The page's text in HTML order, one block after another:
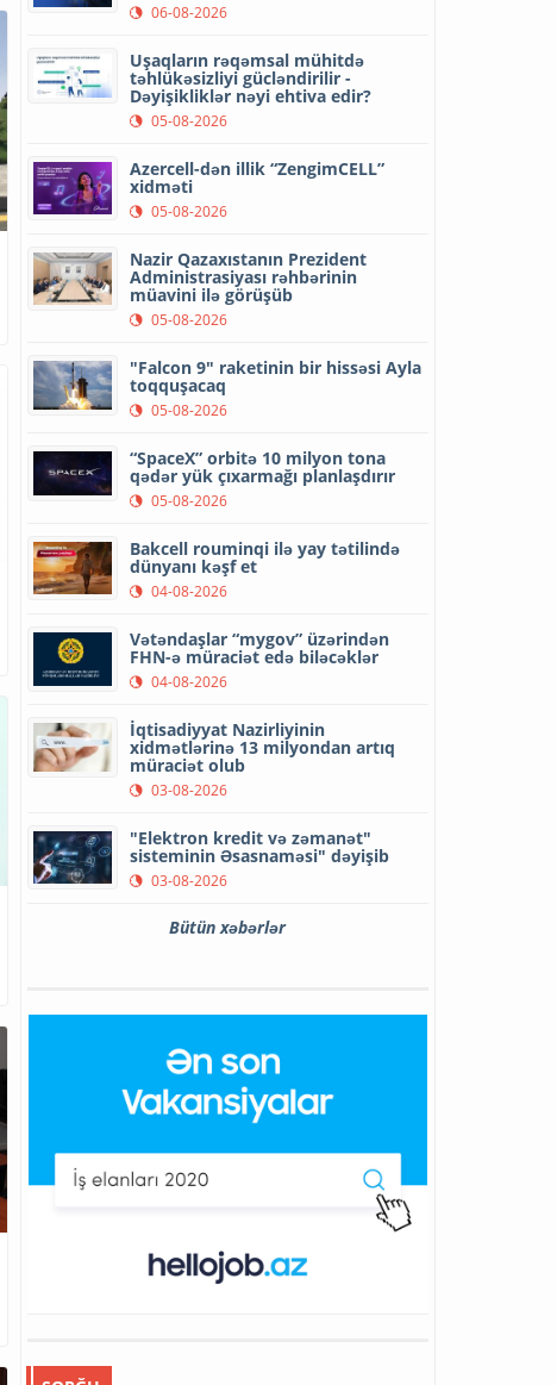
06-08-2026
Uşaqların rəqəmsal mühitdə
təhlükəsizliyi gücləndirilir -
Dəyişikliklər nəyi ehtiva edir?
05-08-2026
Azercell-dən illik “ZengimCELL”
xidməti
05-08-2026
Nazir Qazaxıstanın Prezident
Administrasiyası rəhbərinin
müavini ilə görüşüb
05-08-2026
"Falcon 9" raketinin bir hissəsi Ayla
toqquşacaq
05-08-2026
“SpaceX” orbitə 10 milyon tona
qədər yük çıxarmağı planlaşdırır
05-08-2026
Bakcell rouminqi ilə yay tətilində
dünyanı kəşf et
04-08-2026
Vətəndaşlar “mygov” üzərindən
FHN-ə müraciət edə biləcəklər
04-08-2026
İqtisadiyyat Nazirliyinin
xidmətlərinə 13 milyondan artıq
müraciət olub
03-08-2026
"Elektron kredit və zəmanət"
sisteminin Əsasnaməsi" dəyişib
03-08-2026
Bütün xəbərlər